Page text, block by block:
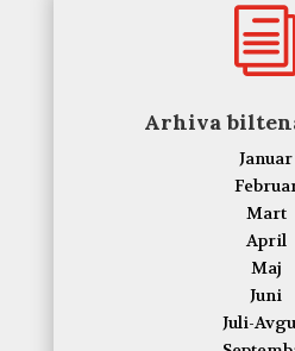
Arhiva
Januar
Mart
April
Maj
Juni
Juli-